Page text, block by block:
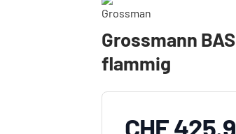
Grossmann
flammig
CHF